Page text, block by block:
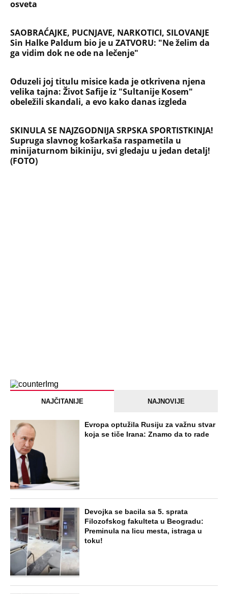
osveta
SAOBRAĆAJKE, PUCNJAVE, NARKOTICI, SILOVANJE
Sin Halke Paldum bio je u ZATVORU: "Ne želim da
ga vidim dok ne ode na lečenje"
Oduzeli joj titulu misice kada je otkrivena njena
velika tajna: Život Safije iz "Sultanije Kosem"
obeležili skandali, a evo kako danas izgleda
SKINULA SE NAJZGODNIJA SRPSKA SPORTISTKINJA!
Supruga slavnog košarkaša raspametila u
minijaturnom bikiniju, svi gledaju u jedan detalj!
(FOTO)
NAJČITANIJE NAJNOVIJE
Evropa optužila Rusiju za važnu stvar
koja se tiče Irana: Znamo da to rade
Devojka se bacila sa 5. sprata
Filozofskog fakulteta u Beogradu:
Preminula na licu mesta, istraga u
toku!